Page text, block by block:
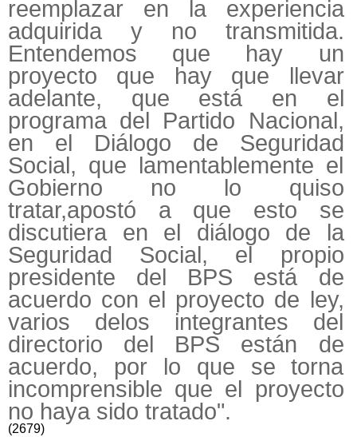
reemplazar en la experiencia
adquirida y no transmitida.
Entendemos que hay un
proyecto que hay que llevar
adelante, que está en el
programa del Partido Nacional,
en el Diálogo de Seguridad
Social, que lamentablemente el
Gobierno no lo quiso
tratar,apostó a que esto se
discutiera en el diálogo de la
Seguridad Social, el propio
presidente del BPS está de
acuerdo con el proyecto de ley,
varios delos integrantes del
directorio del BPS están de
acuerdo, por lo que se torna
incomprensible que el proyecto
no haya sido tratado".
(2679)